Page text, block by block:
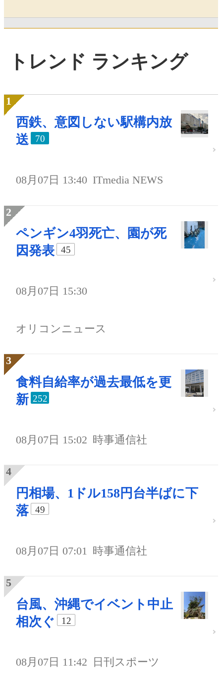
トレンド ランキング
西鉄、意図しない駅構内放
送
70
08月07日 13:40 ITmedia NEWS
ペンギン4羽死亡、園が死
因発表
45
08月07日 15:30
オリコンニュース
食料自給率が過去最低を更
新 252
08月07日 15:02 時事通信社
円相場、1ドル158円台半ばに下
落
49
08月07日 07:01 時事通信社
台風、沖縄でイベント中止
相次ぐ
12
08月07日 11:42 日刊スポーツ